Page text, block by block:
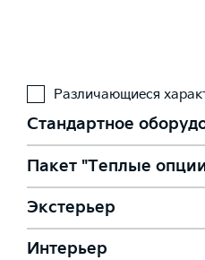
Различающиеся
Стандартное
Пакет "Теплые
Подогрев рулевого колеса
Экстерьер
Люк с электроприводом
Интерьер